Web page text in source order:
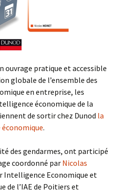
ouvrage pratique et accessible
globale de l’ensemble des
en entreprise, les
économique de la
de sortir chez Dunod la
.
des gendarmes, ont participé
coordonné par Nicolas
Intelligence Economique et
de l’IAE de Poitiers et